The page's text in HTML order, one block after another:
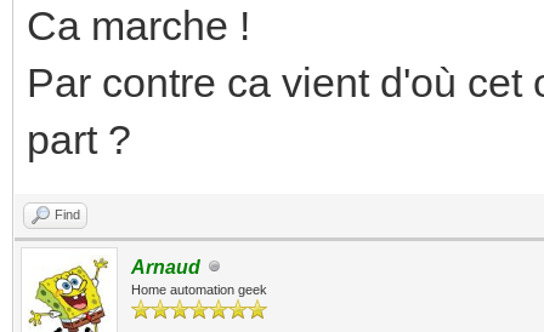
Ca marche !
Par contre ca vient d'où
part ?
Find
Arnaud
Home automation geek